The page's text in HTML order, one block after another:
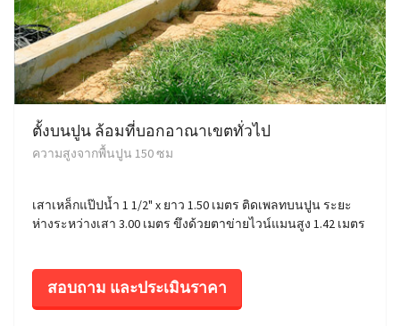
ตั้งบนปูน ล้อมที่บอกอาณาเขตทั่วไป
ความสูงจากพื้นปูน 150 ซม
เสาเหล็กแป๊ปน้ำ 1 1/2" x ยาว 1.50 เมตร ติดเพลทบนปูน ระยะ
ห่างระหว่างเสา 3.00 เมตร ขึงด้วยตาข่ายไวน์แมนสูง 1.42 เมตร
สอบถาม และประเมินราคา